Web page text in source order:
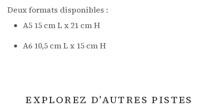
Deux formats disponibles :
A5 15 cm L x 21 cm H
A6 10,5 cm L x 15 cm H
EXPLOREZ D'AUTRES PISTES